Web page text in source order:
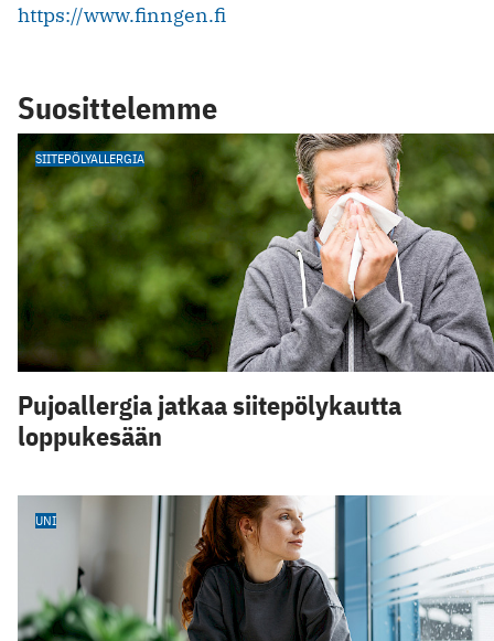
https://www.finngen.fi
Suosittelemme
SIITEPÖLYALLERGIA
Pujoallergia jatkaa siitepölykautta
loppukesään
UNI